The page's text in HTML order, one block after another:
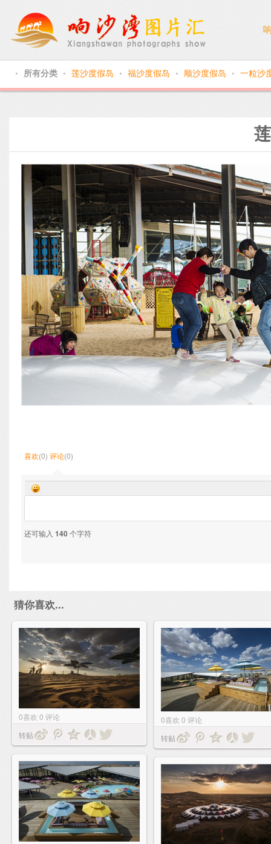
● 所有分类 ● 莲沙度假岛 ● 福沙度假岛 ● 顺沙度假岛 ● 一粒沙
喜欢(0) 评论(0)
还可输入 140个字符
猜你喜欢...
0喜欢 0 评论
转贴
0喜欢 0 评论
转贴